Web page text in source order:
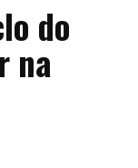
do
na